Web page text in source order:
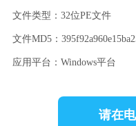
文件类型：32位PE文件
应用平台：Windows平台
请在